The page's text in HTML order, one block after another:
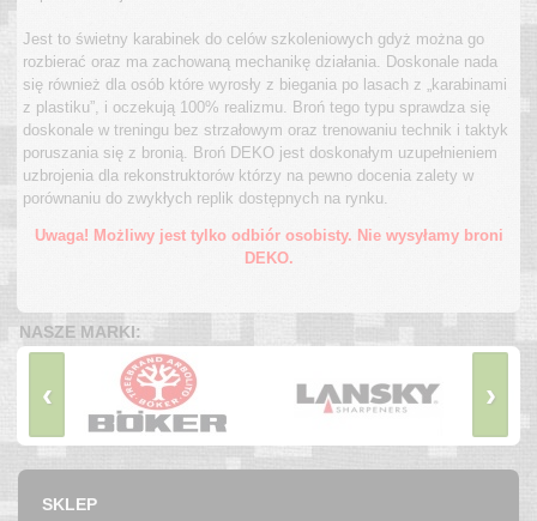
Jest to świetny karabinek do celów szkoleniowych gdyż można go
rozbierać oraz ma zachowaną mechanikę działania. Doskonale nada
się również dla osób które wyrosły z biegania po lasach z „karabinami
z plastiku”, i oczekują 100% realizmu. Broń tego typu sprawdza się
doskonale w treningu bez strzałowym oraz trenowaniu technik i taktyk
poruszania się z bronią. Broń DEKO jest doskonałym uzupełnieniem
uzbrojenia dla rekonstruktorów którzy na pewno docenia zalety w
porównaniu do zwykłych replik dostępnych na rynku.
Uwaga! Możliwy jest tylko odbiór osobisty. Nie wysyłamy broni
DEKO.
NASZE MARKI:
‹ ›
SKLEP